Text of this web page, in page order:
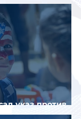
указ против
туризма» в США